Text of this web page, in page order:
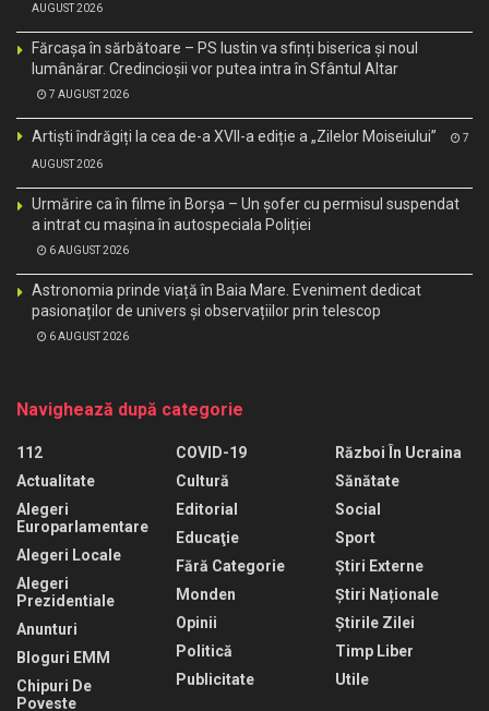
AUGUST 2026
Fărcașa în sărbătoare – PS Iustin va sfinți biserica și noul
lumânărar. Credincioșii vor putea intra în Sfântul Altar
7 AUGUST 2026
Artiști îndrăgiți la cea de-a XVII-a ediție a „Zilelor Moiseiului” 7
AUGUST 2026
Urmărire ca în filme în Borșa – Un șofer cu permisul suspendat
a intrat cu mașina în autospeciala Poliției
6 AUGUST 2026
Astronomia prinde viață în Baia Mare. Eveniment dedicat
pasionaților de univers și observațiilor prin telescop
6 AUGUST 2026
Navighează după categorie
112
Actualitate
Alegeri
Europarlamentare
Alegeri Locale
Alegeri
Prezidentiale
Anunturi
Bloguri EMM
Chipuri De
Poveste
COVID-19
Cultură
Editorial
Educaţie
Fără Categorie
Monden
Opinii
Politică
Publicitate
Război În Ucraina
Sănătate
Social
Sport
Știri Externe
Știri Naționale
Știrile Zilei
Timp Liber
Utile